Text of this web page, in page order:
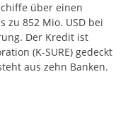
über einen
zu 852 Mio. USD bei
Der Kredit ist
(K-SURE) gedeckt
aus zehn Banken.